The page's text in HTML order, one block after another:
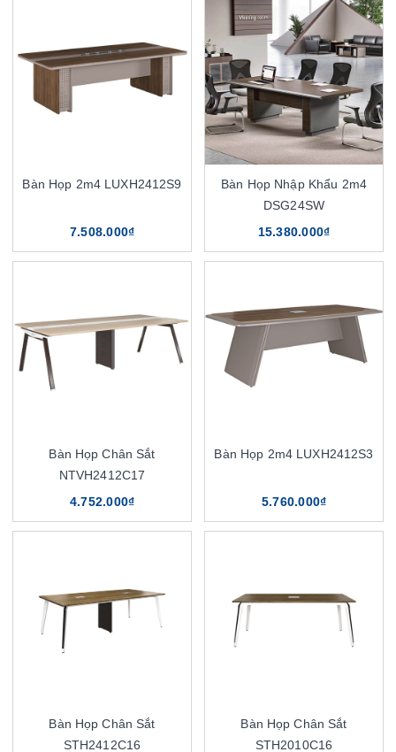
Bàn Họp 2m4 LUXH2412S9
7.508.000₫
Bàn Họp Nhập Khẩu 2m4
DSG24SW
15.380.000₫
Bàn Họp Chân Sắt
NTVH2412C17
4.752.000₫
Bàn Họp 2m4 LUXH2412S3
5.760.000₫
Bàn Họp Chân Sắt
STH2412C16
Bàn Họp Chân Sắt
STH2010C16